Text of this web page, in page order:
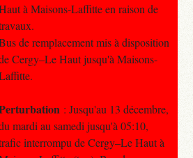
à Maisons-Laffitte en raison de
de remplacement mis à disposition
Cergy–Le Haut jusqu'à Maisons-
: Jusqu'au 13 décembre,
mardi au samedi jusqu'à 05:10,
interrompu de Cergy–Le Haut à